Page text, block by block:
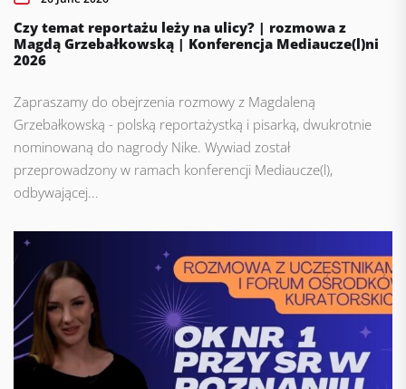
Czy temat reportażu leży na ulicy? | rozmowa z
Magdą Grzebałkowską | Konferencja Mediaucze(l)ni
2026
Zapraszamy do obejrzenia rozmowy z Magdaleną
Grzebałkowską - polską reportażystką i pisarką, dwukrotnie
nominowaną do nagrody Nike. Wywiad został
przeprowadzony w ramach konferencji Mediaucze(l),
odbywającej...